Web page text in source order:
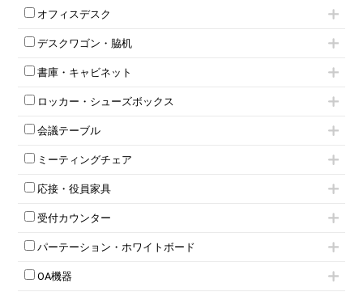
肘付きチェア
肘無しチェア
役員チェア
オフィスチェアその他
オフィスデスク
片袖机
フリーアドレスデスク（ベンチデスク）
昇降デスク
両袖机
デスクワゴン・脇机
インワゴン2段
インワゴン3段
脇机
書庫・キャビネット
ハイキャビネット
ローキャビネット
両開きキャビネット
上下連結キャビネット
軽量ラック（スチールラック）
収納家具その他
両開書庫
ラテラル書庫
ロッカー・シューズボックス
1人用ロッカー
2人用ロッカー
3人用ロッカー
5人用ロッカー
8人用ロッカー
多人数ロッカー
ダイヤル錠ロッカー
会議テーブル
ミーティングテーブル
スタッキングテーブル
ネスティングテーブル
カウンターテーブル
T字脚テーブル
会議テーブルW1200～
ミーティングチェア
キャスター付きミーティングチェア
スタッキングミーティングチェア
テーブル付きミーティングチェア
折りたたみミーティングチェア
ハイチェア
応接・役員家具
応接セット
応接ソファ
応接チェア
応接・役員家具その他
受付カウンター
ハイカウンター
ローカウンター
ラウンジカウンター
パーテーション・ホワイトボード
パーテーション
自立タイプパーテーション
OA機器